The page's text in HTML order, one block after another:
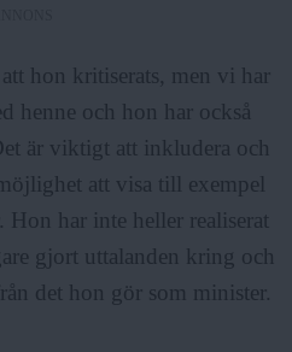
hon kritiserats, men vi har
henne och hon har också
är viktigt att inkludera och
att visa till exempel
Hon har inte heller realiserat
gjort uttalanden kring och
det hon gör som minister.